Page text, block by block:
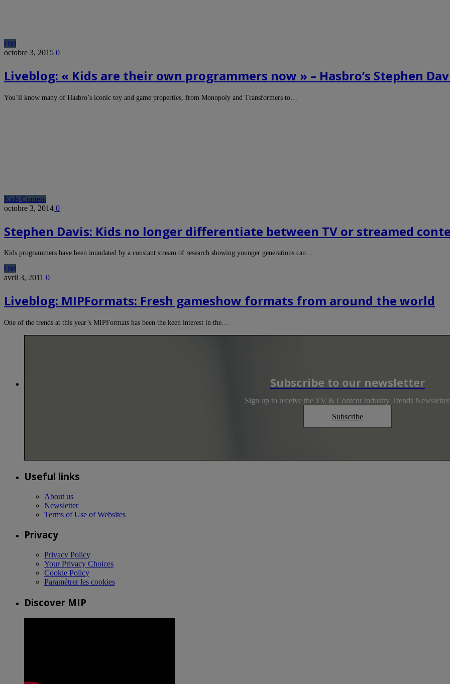
Old
octobre 3, 2015 0
Liveblog: « Kids are their own programmers now » – Hasbro’s Stephen
You’ll know many of Hasbro’s iconic toy and game properties, from Monopoly and Transformers to…
Kids Content
octobre 3, 2014 0
Stephen Davis: Kids no longer differentiate between TV or streamed
Kids programmers have been inundated by a constant stream of research showing younger generations can…
Old
avril 3, 2011 0
Liveblog: MIPFormats: Fresh gameshow formats from around the world
One of the trends at this year’s MIPFormats has been the keen interest in the…
Subscribe to our newsletter
Sign up to receive the TV & Content Industry Trends
Subscribe
Useful links
About us
Newsletter
Terms of Use of Websites
Privacy
Privacy Policy
Your Privacy Choices
Cookie Policy
Paramétrer les cookies
Discover MIP